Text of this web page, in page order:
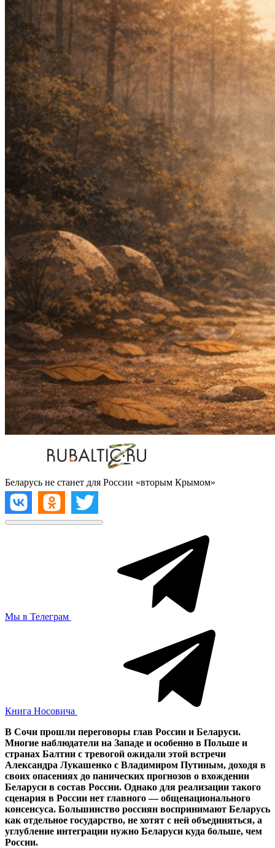
Беларусь не станет для России «вторым Крымом»
Мы в Телеграм
Книга Носовича
В Сочи прошли переговоры глав России и Беларуси.
Многие наблюдатели на Западе и особенно в Польше и
странах Балтии с тревогой ожидали этой встречи
Александра Лукашенко с Владимиром Путиным, доходя в
своих опасениях до панических прогнозов о вхождении
Беларуси в состав России. Однако для реализации такого
сценария в России нет главного — общенационального
консенсуса. Большинство россиян воспринимают Беларусь
как отдельное государство, не хотят с ней объединяться, а
углубление интеграции нужно Беларуси куда больше, чем
России.